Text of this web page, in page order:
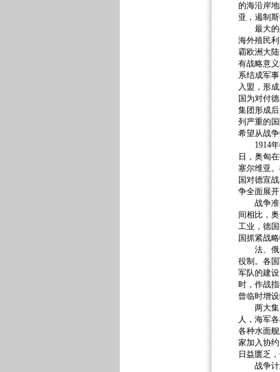
的海沿岸
亚，遏制
最大的殖
海外殖民
霸欧洲大
有战略意
系结成军
入盟，形
国为对付
集团形成
列严重的
希望从战争
1914年6
日，奥匈
塞尔维亚
国对德宣
争全面展开
战争准备
间相比，
工业，德
国抓紧战
法、俄、
役制。各
军队的建
时，作战
曾临时增
两大集团
人，海军
各种水面
家加入协
日益匮乏
战争计划